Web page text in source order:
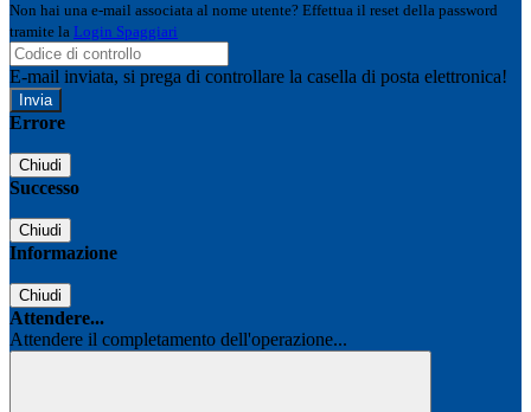
Non hai una e-mail associata al nome utente? Effettua il reset della password
tramite la Login Spaggiari
E-mail inviata, si prega di controllare la casella di posta elettronica!
Errore
Chiudi
Successo
Chiudi
Informazione
Chiudi
Attendere...
Attendere il completamento dell'operazione...